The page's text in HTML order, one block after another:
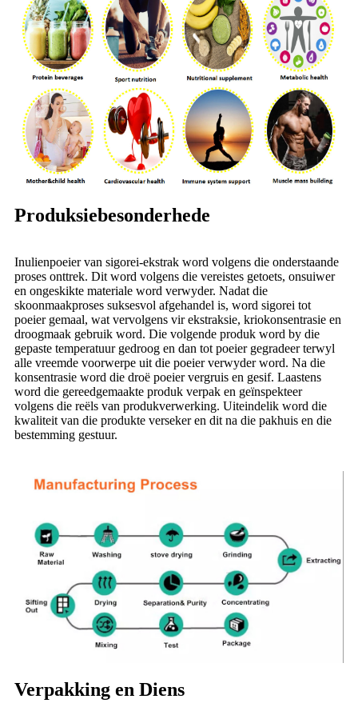
Produksiebesonderhede
Inulienpoeier van sigorei-ekstrak word volgens die onderstaande
proses onttrek. Dit word volgens die vereistes getoets, onsuiwer
en ongeskikte materiale word verwyder. Nadat die
skoonmaakproses suksesvol afgehandel is, word sigorei tot
poeier gemaal, wat vervolgens vir ekstraksie, kriokonsentrasie en
droogmaak gebruik word. Die volgende produk word by die
gepaste temperatuur gedroog en dan tot poeier gegradeer terwyl
alle vreemde voorwerpe uit die poeier verwyder word. Na die
konsentrasie word die droë poeier vergruis en gesif. Laastens
word die gereedgemaakte produk verpak en geïnspekteer
volgens die reëls van produkverwerking. Uiteindelik word die
kwaliteit van die produkte verseker en dit na die pakhuis en die
bestemming gestuur.
Verpakking en Diens